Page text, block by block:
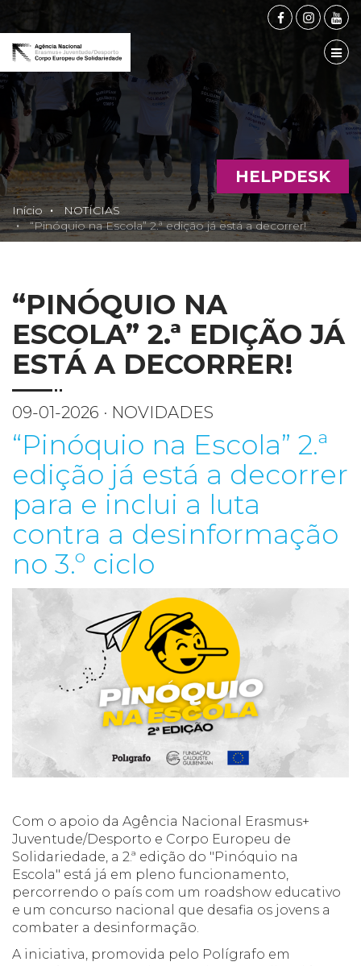
FACEBOOK
HELPDESK
Início
NOTÍCIAS
“Pinóquio na Escola” 2.ª edição já está a decorrer!
“PINÓQUIO NA
ESCOLA” 2.ª EDIÇÃO JÁ
ESTÁ A DECORRER!
09-01-2026 · NOVIDADES
“Pinóquio na Escola” 2.ª
edição já está a decorrer
para e inclui a luta
contra a desinformação
no 3.º ciclo
Com o apoio da Agência Nacional Erasmus+
Juventude/Desporto e Corpo Europeu de
Solidariedade, a 2.ª edição do "Pinóquio na
Escola" está já em pleno funcionamento,
percorrendo o país com um roadshow educativo
e um concurso nacional que desafia os jovens a
combater a desinformação.
A iniciativa, promovida pelo Polígrafo em